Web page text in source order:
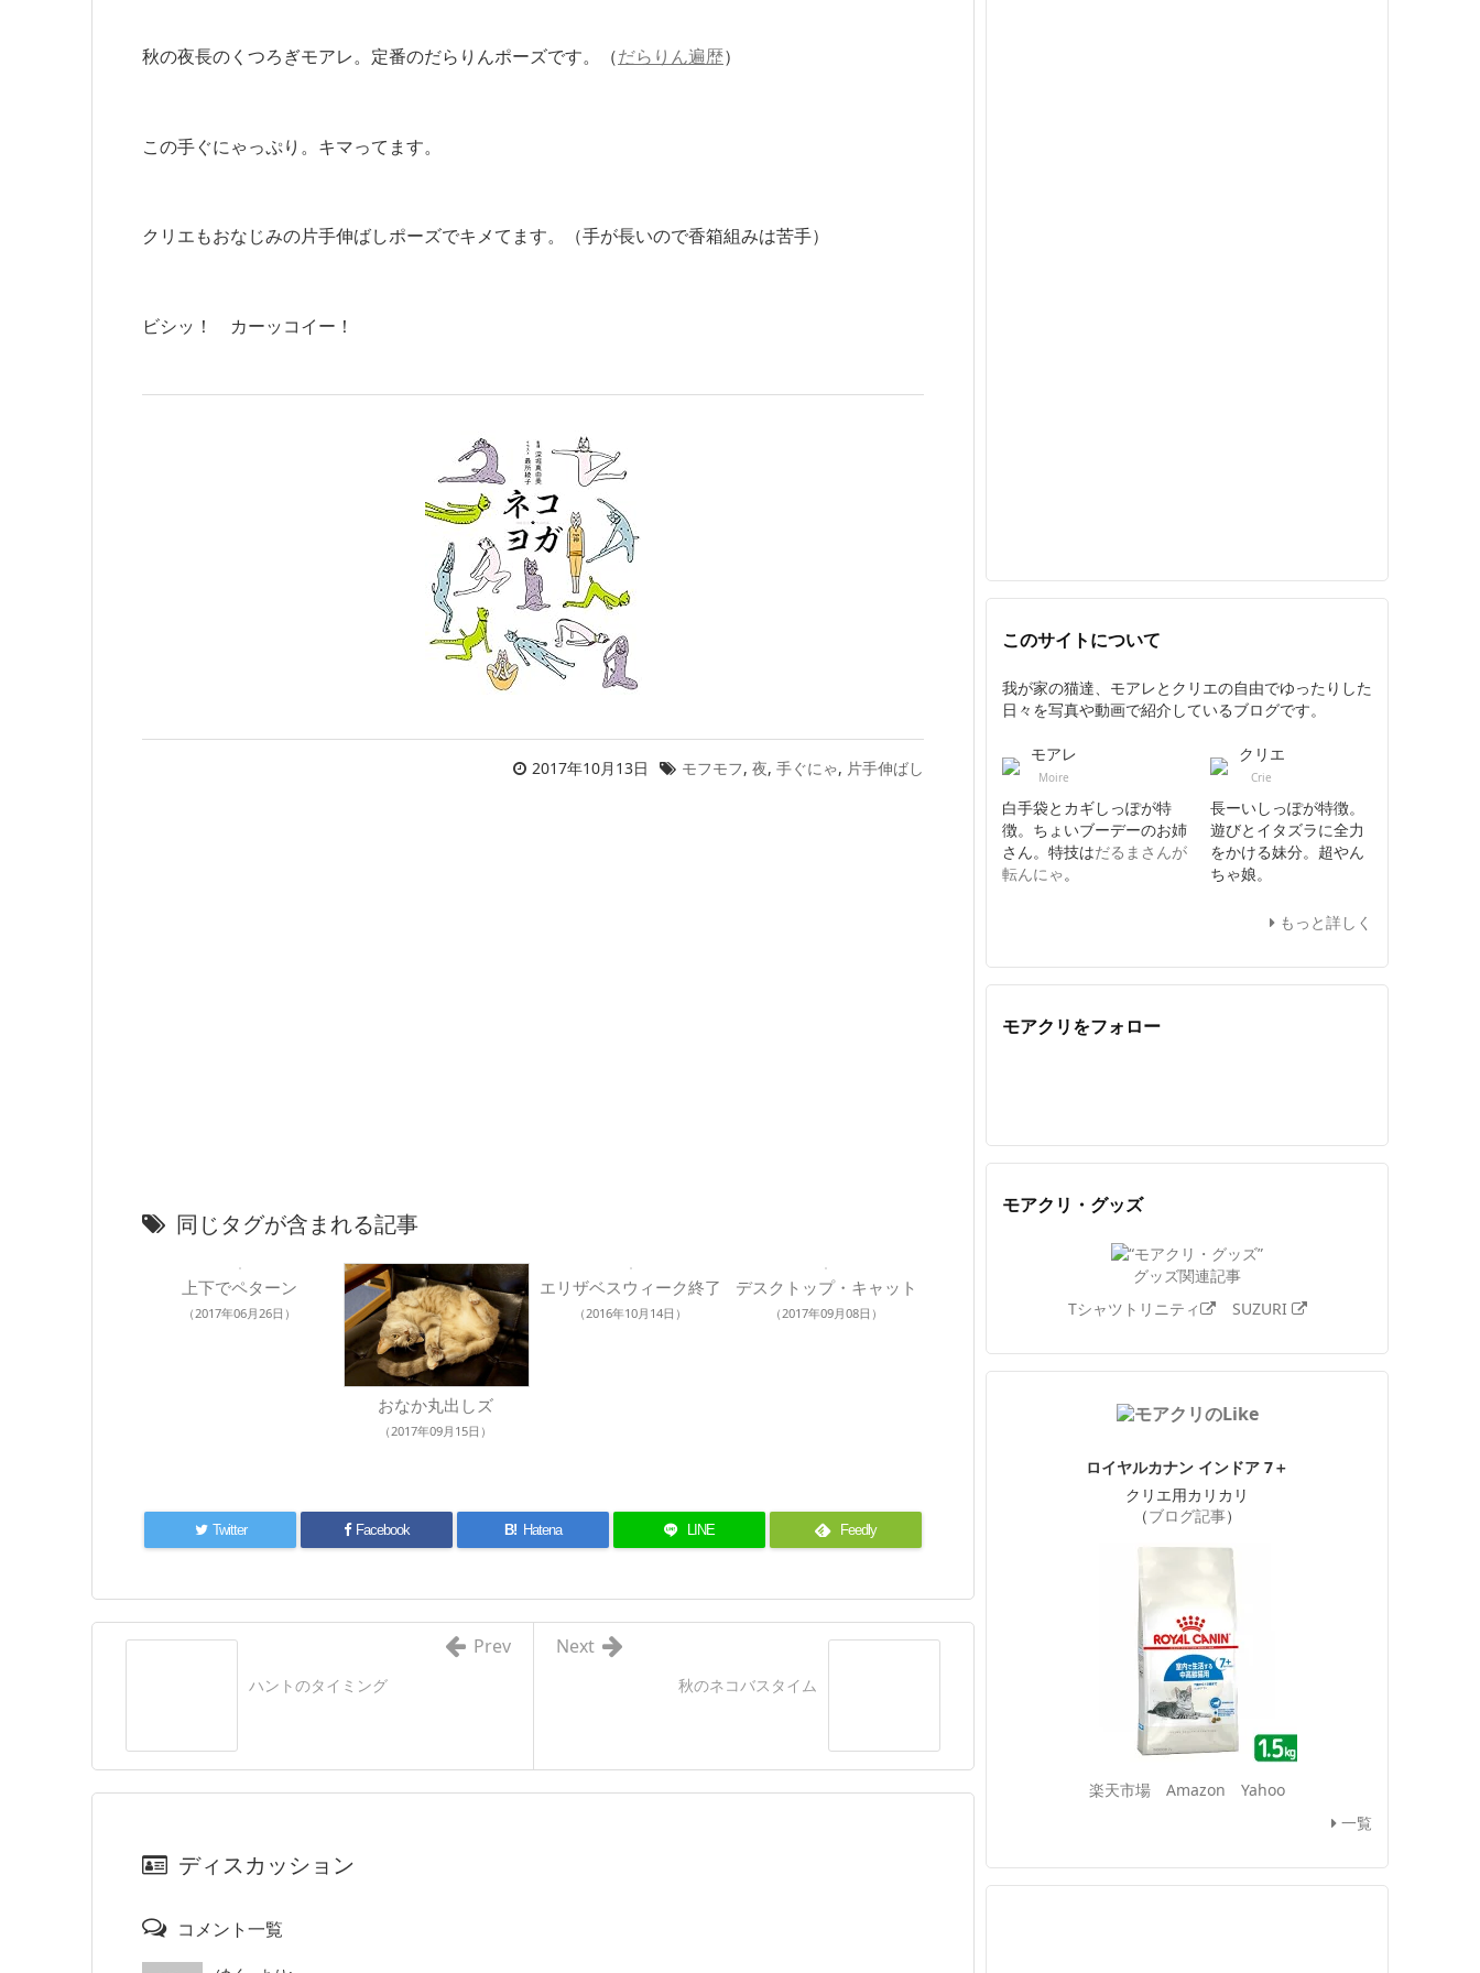
秋の夜長のくつろぎモアレ。定番のだらりんポーズです。（だらりん遍歴）
この手ぐにゃっぷり。キマってます。
クリエもおなじみの片手伸ばしポーズでキメてます。（手が長いので香箱組みは苦手）
ビシッ！ カーッコイー！
2017年10月13日 モフモフ, 夜, 手ぐにゃ, 片手伸ばし
同じタグが含まれる記事
上下でペターン
（2017年06月26日）
おなか丸出しズ
（2017年09月15日）
エリザベスウィーク終了
（2016年10月14日）
デスクトップ・キャット
（2017年09月08日）
Twitter Facebook B! Hatena LINE Feedly
秋のネコバスタイム
Next
ハントのタイミング
Prev
ディスカッション
コメント一覧
このサイトについて
我が家の猫達、モアレとクリエの自由でゆったりした
日々を写真や動画で紹介しているブログです。
モアレ
Moire
白手袋とカギしっぽが特
徴。ちょいブーデーのお姉
さん。特技はだるまさんが
転んにゃ。
クリエ
Crie
長ーいしっぽが特徴。
遊びとイタズラに全力
をかける妹分。超やん
ちゃ娘。
もっと詳しく
モアクリをフォロー
モアクリ・グッズ
グッズ関連記事
Tシャツトリニティ
SUZURI
ロイヤルカナン インドア 7＋
クリエ用カリカリ
（ブログ記事）
楽天市場 Amazon
Yahoo
一覧